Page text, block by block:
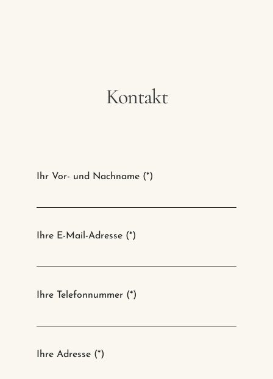
Kontakt
Ihr Vor- und Nachname (*)
Ihre E-Mail-Adresse (*)
Ihre Telefonnummer (*)
Ihre Adresse (*)